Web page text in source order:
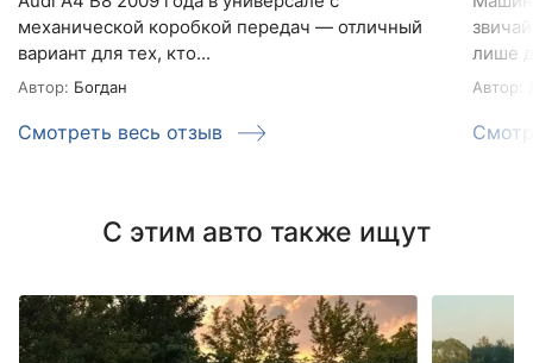
механической коробкой передач — отличный
вариант для тех, кто...
Автор: Богдан
Смотреть весь отзыв
лише
Автор:
С этим авто также ищут